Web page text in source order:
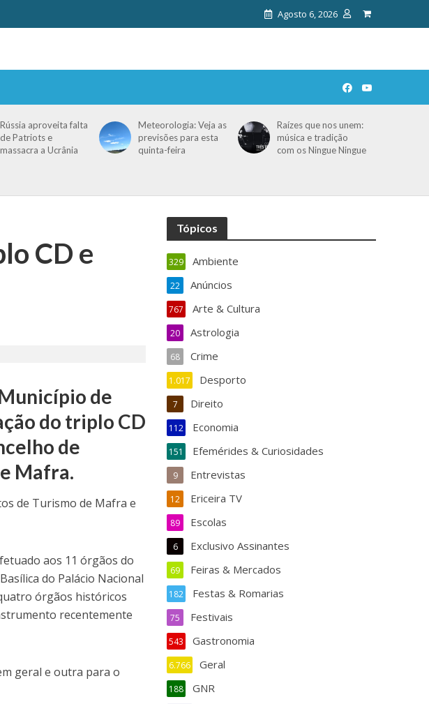
Agosto 6, 2026
Rússia aproveita falta
de Patriots e
massacra a Ucrânia
Meteorologia: Veja as
previsões para esta
quinta-feira
Raízes que nos unem:
música e tradição
com os Ningue Ningue
CD e
de
do triplo CD
de
Mafra.
de Turismo de Mafra e
aos 11 órgãos do
do Palácio Nacional
órgãos históricos
recentemente
geral e outra para o
Tópicos
Ambiente
329
Anúncios
22
Arte & Cultura
767
Astrologia
20
Crime
68
Desporto
1.017
Direito
7
Economia
112
Efemérides & Curiosidades
151
Entrevistas
9
Ericeira TV
12
Escolas
89
Exclusivo Assinantes
6
Feiras & Mercados
69
Festas & Romarias
182
Festivais
75
Gastronomia
543
Geral
6.766
GNR
188